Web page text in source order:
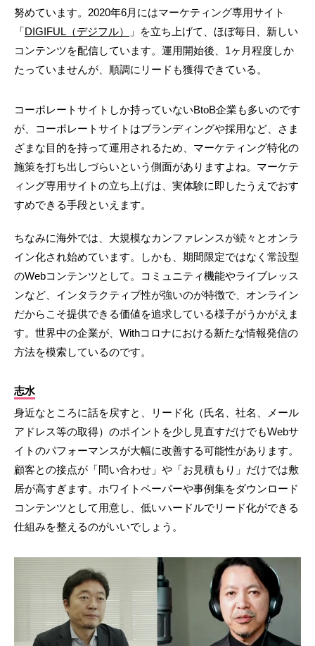
努めています。2020年6月にはマーケティング専用サイト
「DIGIFUL（デジフル）
」を立ち上げて、ほぼ毎日、新しい
コンテンツを配信しています。運用開始後、1ヶ月程度しか
たっていませんが、順調にリードも獲得できている。
コーポレートサイトしか持っていないBtoB企業も多いのです
が、コーポレートサイトはブランディングや採用など、さま
ざまな目的を持って運用されるため、マーケティング特化の
施策を打ち出しづらいという側面がありますよね。マーケテ
ィング専用サイトの立ち上げは、実体験に即したうえでおす
すめできる手段といえます。
ちなみに海外では、大規模なカンファレンスが続々とオンラ
イン化され始めています。しかも、期間限定ではなく常設型
のWebコンテンツとして。コミュニティ機能やライブレッス
ンなど、インタラクティブ性が強いのが特徴で、オンライン
だからこそ提供できる価値を追求している様子がうかがえま
す。世界中の企業が、Withコロナにおける新たな情報発信の
方法を模索しているのです。
志水
身近なところに話を戻すと、リード化（氏名、社名、メール
アドレス等の取得）のポイントを少し見直すだけでもWebサ
イトのパフォーマンスが大幅に改善する可能性があります。
顧客との接点が「問い合わせ」や「お見積もり」だけでは敷
居が高すぎます。ホワイトペーパーや事例集をダウンロード
コンテンツとして用意し、低いハードルでリード化ができる
仕組みを整えるのがいいでしょう。